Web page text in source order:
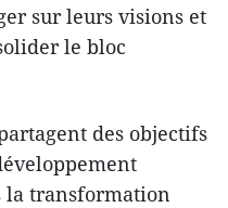
sur leurs visions et
le bloc
des objectifs
la transformation